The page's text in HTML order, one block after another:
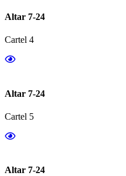
Altar 7-24
Cartel 4
Altar 7-24
Cartel 5
Altar 7-24